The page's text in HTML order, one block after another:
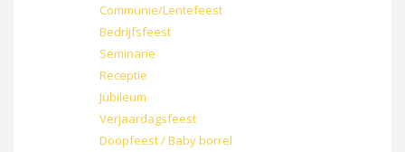
Communie/Lentefeest
Bedrijfsfeest
Seminarie
Receptie
Jubileum
Verjaardagsfeest
Doopfeest / Baby borrel